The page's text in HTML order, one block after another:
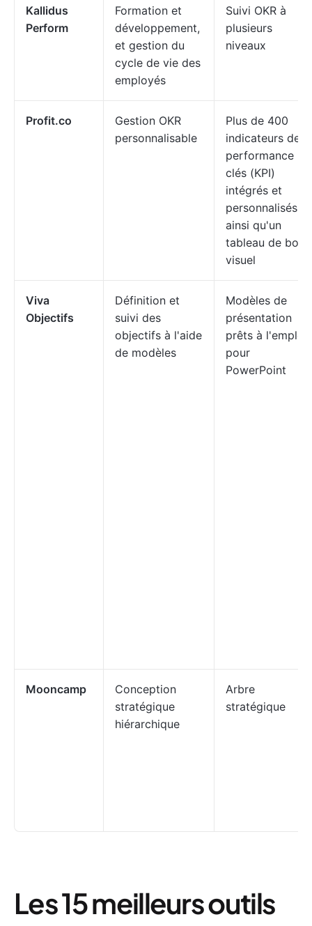
Kallidus
Perform
Formation et
développement,
et gestion du
cycle de vie des
employés
Suivi OKR à
plusieurs
niveaux
Profit.co
Gestion OKR
personnalisable
Plus de 400
indicateurs de
performance
clés (KPI)
intégrés et
personnalisés,
ainsi qu'un
tableau de bord
visuel
Viva
Objectifs
Définition et
suivi des
objectifs à l'aide
de modèles
Modèles de
présentation
prêts à l'emploi
pour
PowerPoint
Mooncamp
Conception
stratégique
hiérarchique
Arbre
stratégique
Les 15 meilleurs outils